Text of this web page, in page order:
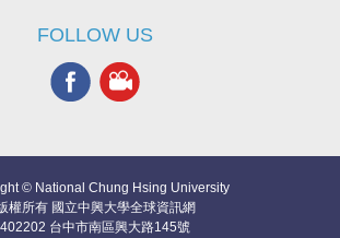
FOLLOW US
© National Chung Hsing University
權所有 國立中興大學全球資訊網
402202 台中市南區興大路145號